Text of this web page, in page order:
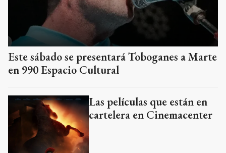
Este sábado se presentará Toboganes a Marte
en 990 Espacio Cultural
Las películas que están en
cartelera en Cinemacenter